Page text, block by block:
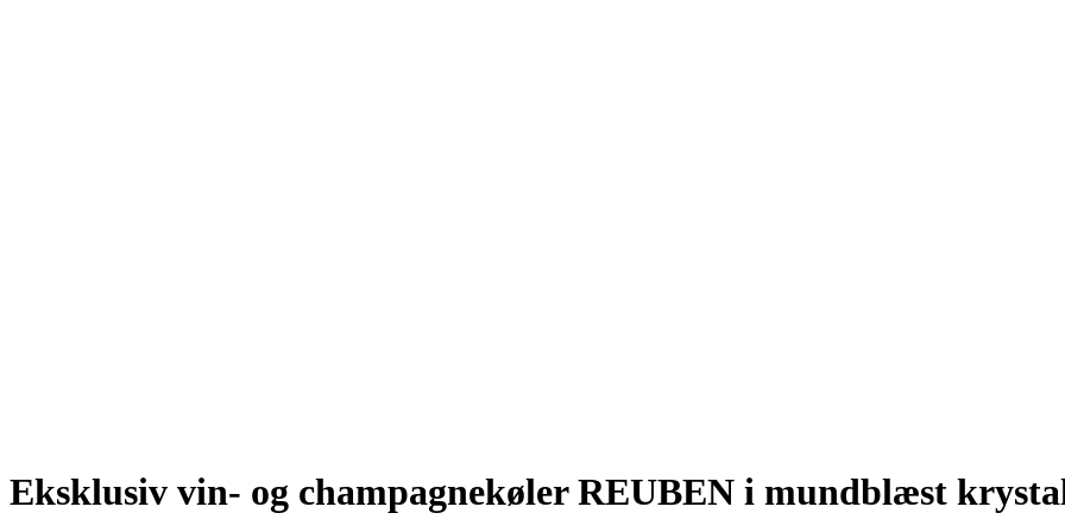
Eksklusiv vin- og champagnekøler REUBEN i mundblæst